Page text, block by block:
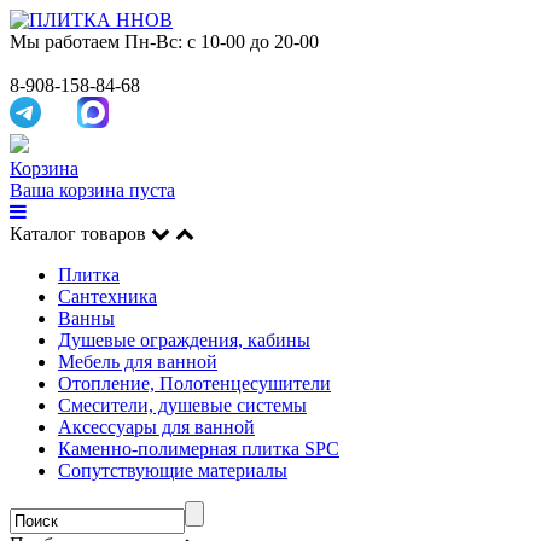
Мы работаем Пн-Вс: с 10-00 до 20-00
8-908-158-84-68
Корзина
Ваша корзина пуста
Каталог товаров
Плитка
Сантехника
Ванны
Душевые ограждения, кабины
Мебель для ванной
Отопление, Полотенцесушители
Смесители, душевые системы
Аксессуары для ванной
Каменно-полимерная плитка SPC
Сопутствующие материалы